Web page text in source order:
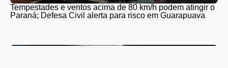
Tempestades e ventos acima de 80 km/h podem atingir o
Paraná; Defesa Civil alerta para risco em Guarapuava